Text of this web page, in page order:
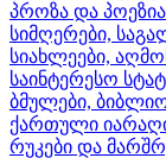
პროზა და პოეზია
სიმღერები,
სიახლეები,
საინტერესო
ბმულები,
ქართული
რუკები და